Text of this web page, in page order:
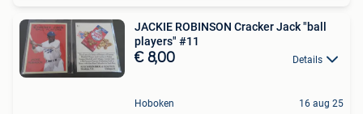
JACKIE ROBINSON Cracker Jack "ball
players" #11
€ 8,00 Details
Hoboken 16 aug 25